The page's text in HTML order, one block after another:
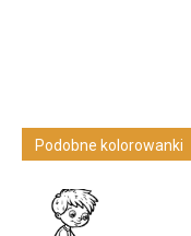
Podobne kolorowanki